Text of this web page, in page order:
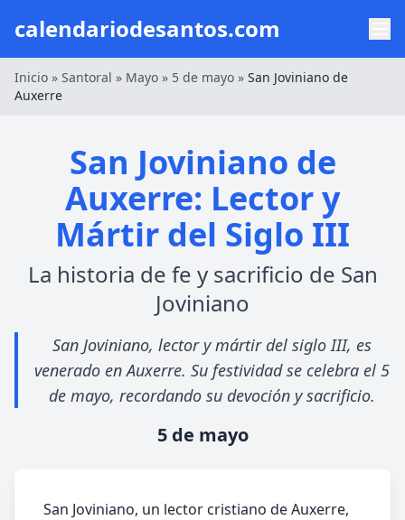
calendariodesantos.com
Inicio » Santoral » Mayo » 5 de mayo » San Joviniano de
Auxerre
San Joviniano de
Auxerre: Lector y
Mártir del Siglo III
La historia de fe y sacrificio de San
Joviniano
San Joviniano, lector y mártir del siglo III, es
venerado en Auxerre. Su festividad se celebra el 5
de mayo, recordando su devoción y sacrificio.
5 de mayo
San Joviniano, un lector cristiano de Auxerre,